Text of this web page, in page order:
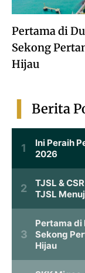
Pertama di
Sekong
Hijau
Berita